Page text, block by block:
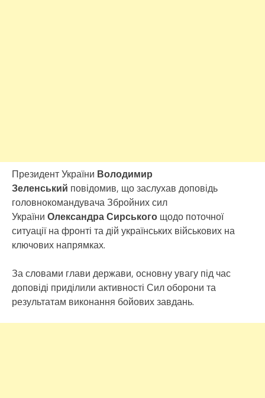
Президент України Володимир
Зеленський повідомив, що заслухав доповідь
головнокомандувача Збройних сил
України Олександра Сирського щодо поточної
ситуації на фронті та дій українських військових на
ключових напрямках.
За словами глави держави, основну увагу під час
доповіді приділили активності Сил оборони та
результатам виконання бойових завдань.